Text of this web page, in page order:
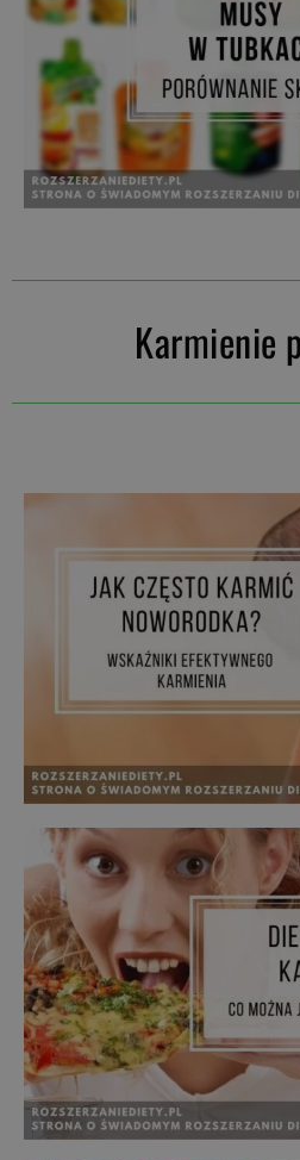
Karmienie